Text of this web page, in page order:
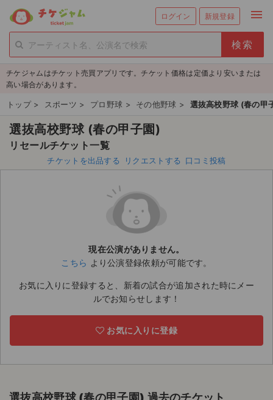
ログイン 新規登録 menu
person_add 新規会員登録
チケットを探す
新着チケット
値下げしたチケット
都道府県からチケットを探す
チケットのリクエスト一覧
ライブ・コンサート（国内）
ライブ・コンサート（海外）
スポーツ
チケジャムはチケット売買アプリです。チケット価格は定価より安いまたは
高い場合があります。
トップ > スポーツ > プロ野球 > その他野球 > 選抜高校野球 (春の甲
選抜高校野球 (春の甲子園)
リセールチケット一覧
チケットを出品する リクエストする 口コミ投稿
現在公演がありません。
こちら より公演登録依頼が可能です。
お気に入りに登録すると、新着の試合が追加された時にメー
ルでお知らせします！
お気に入りに登録